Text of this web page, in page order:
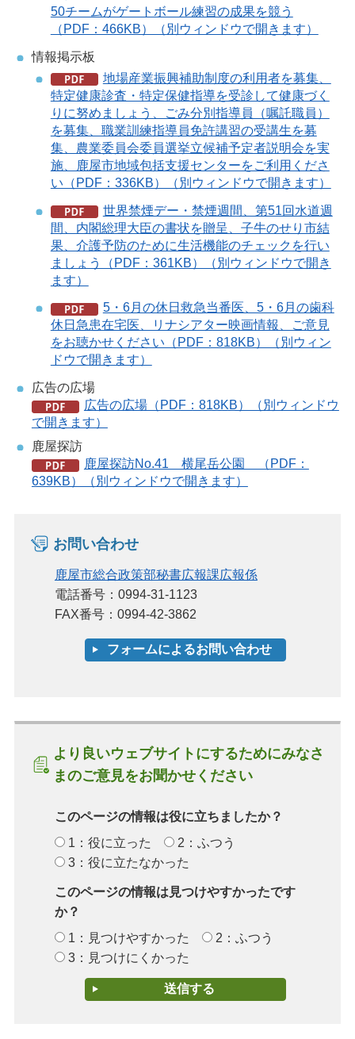
50チームがゲートボール練習の成果を競う
（PDF：466KB）（別ウィンドウで開きます）
情報掲示板
地場産業振興補助制度の利用者を募集、
特定健康診査・特定保健指導を受診して健康づく
りに努めましょう、ごみ分別指導員（嘱託職員）
を募集、職業訓練指導員免許講習の受講生を募
集、農業委員会委員選挙立候補予定者説明会を実
施、鹿屋市地域包括支援センターをご利用くださ
い（PDF：336KB）（別ウィンドウで開きます）
世界禁煙デー・禁煙週間、第51回水道週
間、内閣総理大臣の書状を贈呈、子牛のせり市結
果、介護予防のために生活機能のチェックを行い
ましょう（PDF：361KB）（別ウィンドウで開き
ます）
5・6月の休日救急当番医、5・6月の歯科
休日急患在宅医、リナシアター映画情報、ご意見
をお聴かせください（PDF：818KB）（別ウィン
ドウで開きます）
広告の広場
広告の広場（PDF：818KB）（別ウィンドウ
で開きます）
鹿屋探訪
鹿屋探訪No.41 横尾岳公園 （PDF：
639KB）（別ウィンドウで開きます）
お問い合わせ
鹿屋市総合政策部秘書広報課広報係
電話番号：0994-31-1123
FAX番号：0994-42-3862
より良いウェブサイトにするためにみなさ
まのご意見をお聞かせください
このページの情報は役に立ちましたか？
1：役に立った
2：ふつう
3：役に立たなかった
このページの情報は見つけやすかったです
か？
1：見つけやすかった
2：ふつう
3：見つけにくかった